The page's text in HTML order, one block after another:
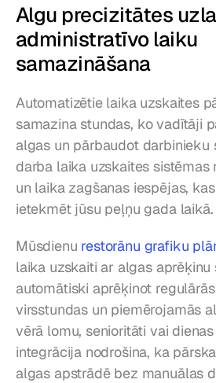
Algu precizitātes
administratīvo laiku
samazināšana
Automatizētie laika uzskaites
samazina stundas, ko vadītāji
algas un pārbaudot darbinieku
darba laika uzskaites sistēmas
un laika zagšanas iespējas,
ietekmēt jūsu peļņu gada laikā.
Mūsdienu restorānu grafiku
laika uzskaiti ar algas aprēķinu
automātiski aprēķinot
virsstundas un piemērojamās
vērā lomu, senioritāti vai
integrācija nodrošina, ka
algas apstrādē bez manuālas